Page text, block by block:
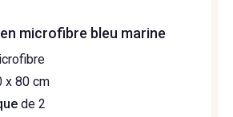
microfibre bleu marine
x 80 cm
de 2